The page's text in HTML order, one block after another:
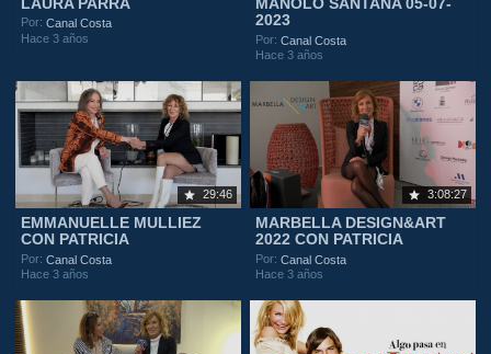
LAURA PARRA
Por:Canal Costa
Hace 3 años
MANOLO SANTANA 05-07-
2023
Por:Canal Costa
Hace 3 años
29:46
EMMANUELLE MULLIEZ
CON PATRICIA
Por:Canal Costa
Hace 3 años
3:08:27
MARBELLA DESIGN&ART
2022 CON PATRICIA
Por:Canal Costa
Hace 3 años